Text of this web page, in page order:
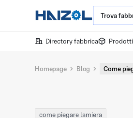
Trova
Directory fabbrica
Homepage Blog Come
come piegare lamiera